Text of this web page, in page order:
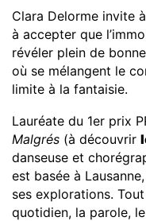
Clara Delorme invite
à accepter que
révéler plein de
où se mélangent le
limite à la fantaisie.
Lauréate du 1er prix
Malgrés (à découvrir
danseuse et
est basée à
ses explorations.
quotidien, la parole,